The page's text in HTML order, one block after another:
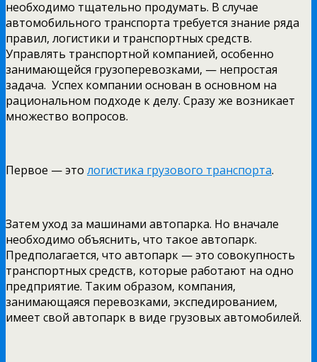
необходимо тщательно продумать. В случае
автомобильного транспорта требуется знание ряда
правил, логистики и транспортных средств.
Управлять транспортной компанией, особенно
занимающейся грузоперевозками, — непростая
задача. Успех компании основан в основном на
рациональном подходе к делу. Сразу же возникает
множество вопросов.
Первое — это логистика грузового транспорта.
Затем уход за машинами автопарка. Но вначале
необходимо объяснить, что такое автопарк.
Предполагается, что автопарк — это совокупность
транспортных средств, которые работают на одно
предприятие. Таким образом, компания,
занимающаяся перевозками, экспедированием,
имеет свой автопарк в виде грузовых автомобилей.